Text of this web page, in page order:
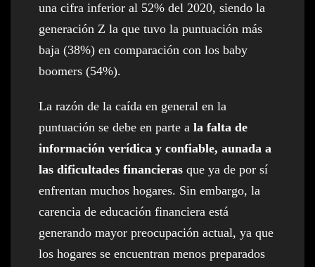
una cifra inferior al 52% del 2020, siendo la
generación Z la que tuvo la puntuación más
baja (38%) en comparación con los baby
boomers (54%).
La razón de la caída en general en la
puntuación se debe en parte a la falta de
información verídica y confiable, aunada a
las dificultades financieras que ya de por sí
enfrentan muchos hogares. Sin embargo, la
carencia de educación financiera está
generando mayor preocupación actual, ya que
los hogares se encuentran menos preparados